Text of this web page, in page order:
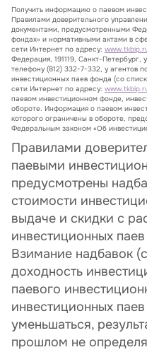
Получить информацию о паевом
Правилами доверительного
документами, предусмотренными
фондах» и нормативными актами в
сети Интернет по адресу:
Федерация, 191119, Санкт-
телефону (812) 332-7-332, у агентов
инвестиционных паев фонда (со
сети Интернет по адресу:
паевом инвестиционном фонде,
обороте. Информация о паевом
которого ограничены в обороте,
Федеральным законом «Об
Правилами
паевыми
предусмотрены
стоимости
выдаче и скидки с
инвестиционных
Взимание надбавок
доходность
паевого
инвестиционных
уменьшаться,
прошлом не